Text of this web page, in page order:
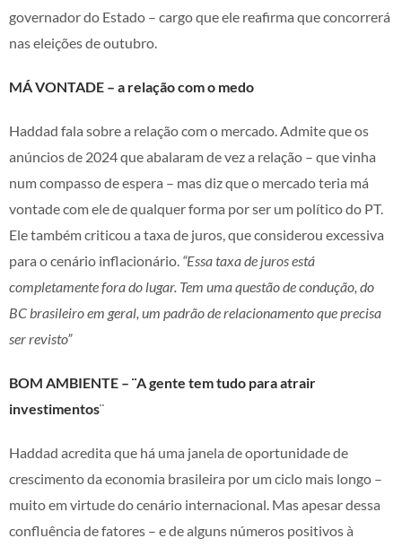
governador do Estado – cargo que ele reafirma que concorrerá
nas eleições de outubro.
MÁ VONTADE – a relação com o medo
Haddad fala sobre a relação com o mercado. Admite que os
anúncios de 2024 que abalaram de vez a relação – que vinha
num compasso de espera – mas diz que o mercado teria má
vontade com ele de qualquer forma por ser um político do PT.
Ele também criticou a taxa de juros, que considerou excessiva
para o cenário inflacionário. “Essa taxa de juros está
completamente fora do lugar. Tem uma questão de condução, do
BC brasileiro em geral, um padrão de relacionamento que precisa
ser revisto”
BOM AMBIENTE – ¨A gente tem tudo para atrair
investimentos¨
Haddad acredita que há uma janela de oportunidade de
crescimento da economia brasileira por um ciclo mais longo –
muito em virtude do cenário internacional. Mas apesar dessa
confluência de fatores – e de alguns números positivos à